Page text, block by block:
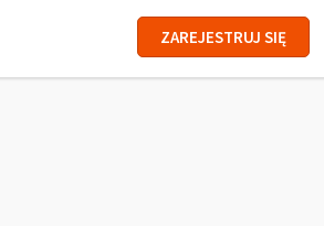
ZAREJESTRUJ SIĘ